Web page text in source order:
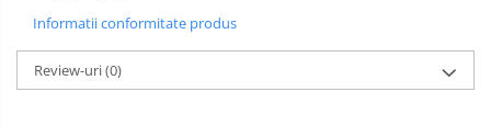
Informatii conformitate produs
Review-uri(0)